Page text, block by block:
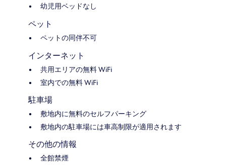
幼児用ベッドなし
ペット
ペットの同伴不可
インターネット
共用エリアの無料 WiFi
室内での無料 WiFi
駐車場
敷地内に無料のセルフパーキング
敷地内の駐車場には車高制限が適用されます
その他の情報
全館禁煙